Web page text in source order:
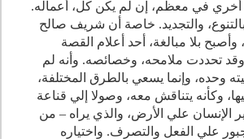
أخري في معظم، إن لم يكن كل، أعماله.
بالتنوع، والتجديد. خاصة أن شريف صالح
بلا مبالغة، أحد أعلام القصة
وقد تحددت ملامحه، وخصائصه. وأنه لم
وحده، وإنما يسعي بالطرق المختلفة،
وكأنه يتناقش معه، وصولا إلي قناعة
علي الأرض، والذي يراه – من
علي الفعل والتصرف. واختياره